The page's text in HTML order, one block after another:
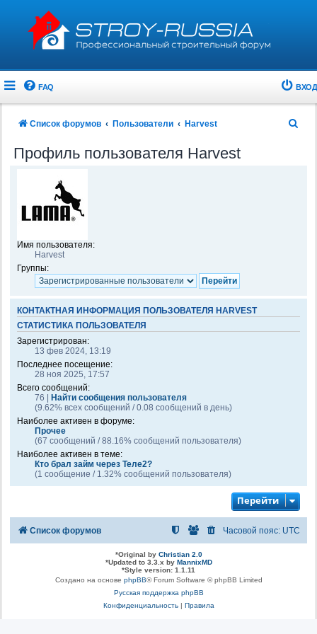
FAQ ВХОД
Список форумов Пользователи Harvest
Профиль пользователя Harvest
Имя пользователя:
Harvest
Группы:
КОНТАКТНАЯ ИНФОРМАЦИЯ ПОЛЬЗОВАТЕЛЯ HARVEST
СТАТИСТИКА ПОЛЬЗОВАТЕЛЯ
Зарегистрирован:
13 фев 2024, 13:19
Последнее посещение:
28 ноя 2025, 17:57
Всего сообщений:
76 | Найти сообщения пользователя
(9.62% всех сообщений / 0.08 сообщений в день)
Наиболее активен в форуме:
Прочее
(67 сообщений / 88.16% сообщений пользователя)
Наиболее активен в теме:
Кто брал займ через Теле2?
(1 сообщение / 1.32% сообщений пользователя)
Перейти
Список форумов Часовой пояс: UTC
*Original by Christian 2.0
*Updated to 3.3.x by MannixMD
*Style version: 1.1.11
Создано на основе phpBB® Forum Software © phpBB Limited
Русская поддержка phpBB
Конфиденциальность| Правила